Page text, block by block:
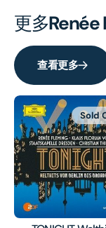
更多Renée
查看更多
Sold